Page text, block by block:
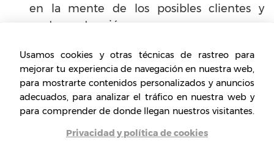
en la mente de los posibles clientes y
capte su atención.
Examina la capacidad de inversión y los
planes:
Antes de realizar cualquier
movimiento, será necesario calcular y
examinar la capacidad de inversión con la
que cuentas, además de determinar si
puedes empezar con ella y lograr
Usamos cookies y otras técnicas de rastreo para
mejorar tu experiencia de navegación en nuestra web,
para mostrarte contenidos personalizados y anuncios
adecuados, para analizar el tráfico en nuestra web y
para comprender de donde llegan nuestros visitantes.
Privacidad y política de cookies